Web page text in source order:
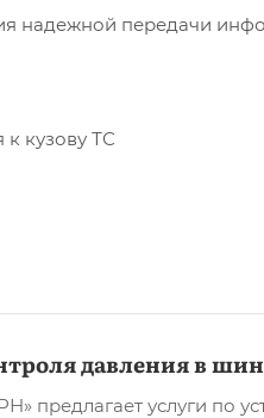
надежной передачи
кузову ТС
давления в
предлагает услуги по